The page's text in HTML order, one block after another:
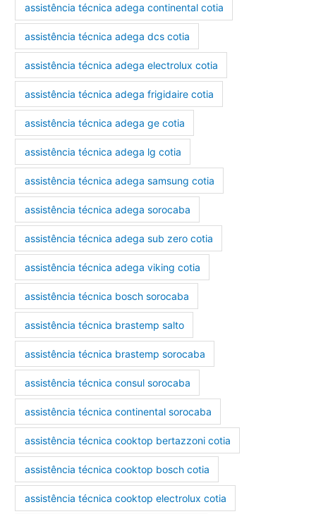
assistência técnica adega continental cotia
assistência técnica adega dcs cotia
assistência técnica adega electrolux cotia
assistência técnica adega frigidaire cotia
assistência técnica adega ge cotia
assistência técnica adega lg cotia
assistência técnica adega samsung cotia
assistência técnica adega sorocaba
assistência técnica adega sub zero cotia
assistência técnica adega viking cotia
assistência técnica bosch sorocaba
assistência técnica brastemp salto
assistência técnica brastemp sorocaba
assistência técnica consul sorocaba
assistência técnica continental sorocaba
assistência técnica cooktop bertazzoni cotia
assistência técnica cooktop bosch cotia
assistência técnica cooktop electrolux cotia